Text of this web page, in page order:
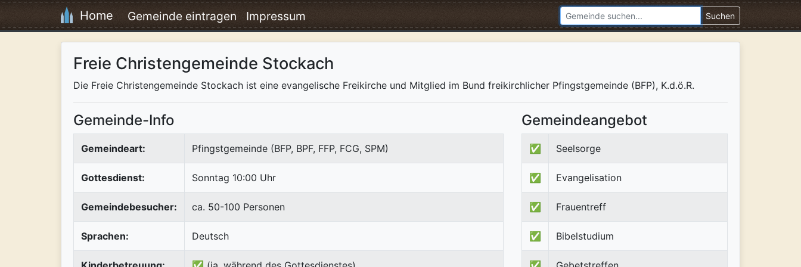
Home Gemeinde eintragen Impressum Suchen
Freie Christengemeinde Stockach
Die Freie Christengemeinde Stockach ist eine evangelische Freikirche und Mitglied im Bund freikirchlicher Pfingstgemeinde (BFP), K.d.ö.R.
Gemeinde-Info
Gemeindeart: Pfingstgemeinde (BFP, BPF, FFP, FCG, SPM)
Gottesdienst: Sonntag 10:00 Uhr
Gemeindebesucher: ca. 50-100 Personen
Sprachen: Deutsch
Gemeindeangebot
✅ Seelsorge
✅ Evangelisation
✅ Frauentreff
✅ Bibelstudium